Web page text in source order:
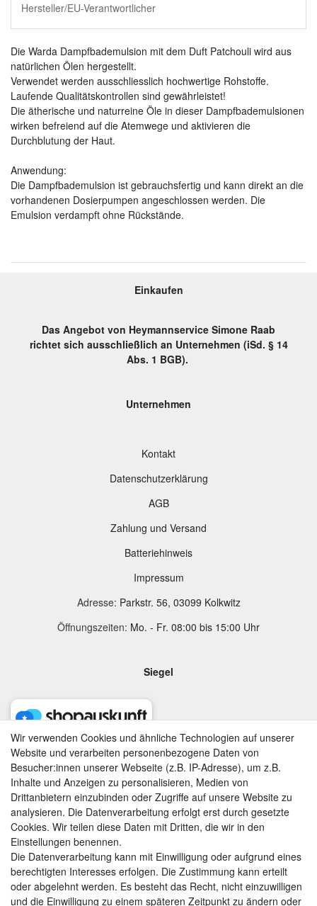
Hersteller/EU-Verantwortlicher
Die Warda Dampfbademulsion mit dem Duft Patchouli wird aus
natürlichen Ölen hergestellt.
Verwendet werden ausschliesslich hochwertige Rohstoffe.
Laufende Qualitätskontrollen sind gewährleistet!
Die ätherische und naturreine Öle in dieser Dampfbademulsionen
wirken befreiend auf die Atemwege und aktivieren die
Durchblutung der Haut.
Anwendung:
Die Dampfbademulsion ist gebrauchsfertig und kann direkt an die
vorhandenen Dosierpumpen angeschlossen werden. Die
Emulsion verdampft ohne Rückstände.
Einkaufen
Das Angebot von Heymannservice Simone Raab
richtet sich ausschließlich an Unternehmen (iSd. § 14
Abs. 1 BGB).
Unternehmen
Kontakt
Datenschutzerklärung
AGB
Zahlung und Versand
Batteriehinweis
Impressum
Adresse: Parkstr. 56, 03099 Kolkwitz
Öffnungszeiten: Mo. - Fr. 08:00 bis 15:00 Uhr
Siegel
AGB | Widerrufsrecht | Datenschutzerklärung | Impressum
Wir verwenden Cookies und ähnliche Technologien auf unserer
Website und verarbeiten personenbezogene Daten von
Besucher:innen unserer Webseite (z.B. IP-Adresse), um z.B.
Inhalte und Anzeigen zu personalisieren, Medien von
Drittanbietern einzubinden oder Zugriffe auf unsere Website zu
analysieren. Die Datenverarbeitung erfolgt erst durch gesetzte
Cookies. Wir teilen diese Daten mit Dritten, die wir in den
Einstellungen benennen.
Die Datenverarbeitung kann mit Einwilligung oder aufgrund eines
berechtigten Interesses erfolgen. Die Zustimmung kann erteilt
oder abgelehnt werden. Es besteht das Recht, nicht einzuwilligen
und die Einwilligung zu einem späteren Zeitpunkt zu ändern oder